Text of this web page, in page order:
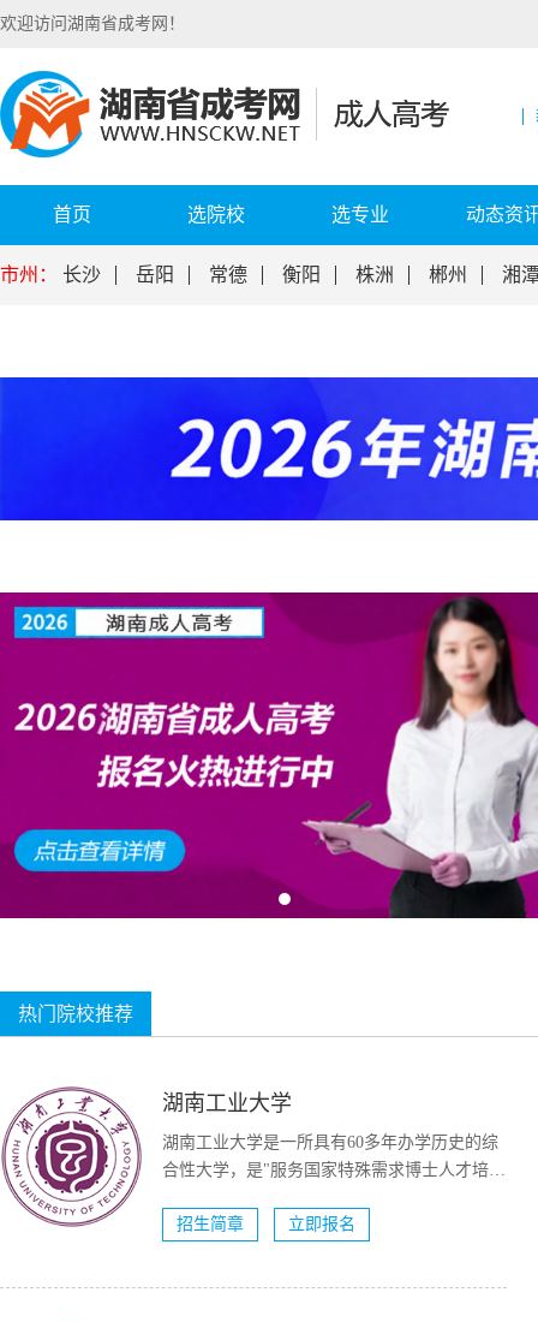
欢迎访问湖南省成考网！
首页 选院校 选专业 动态资
市州： 长沙 岳阳 常德 衡阳 株洲 郴州 湘
热门院校推荐
湖南工业大学
湖南工业大学是一所具有60多年办学历史的综
合性大学，是"服务国家特殊需求博士人才培养
招生简章
立即报名